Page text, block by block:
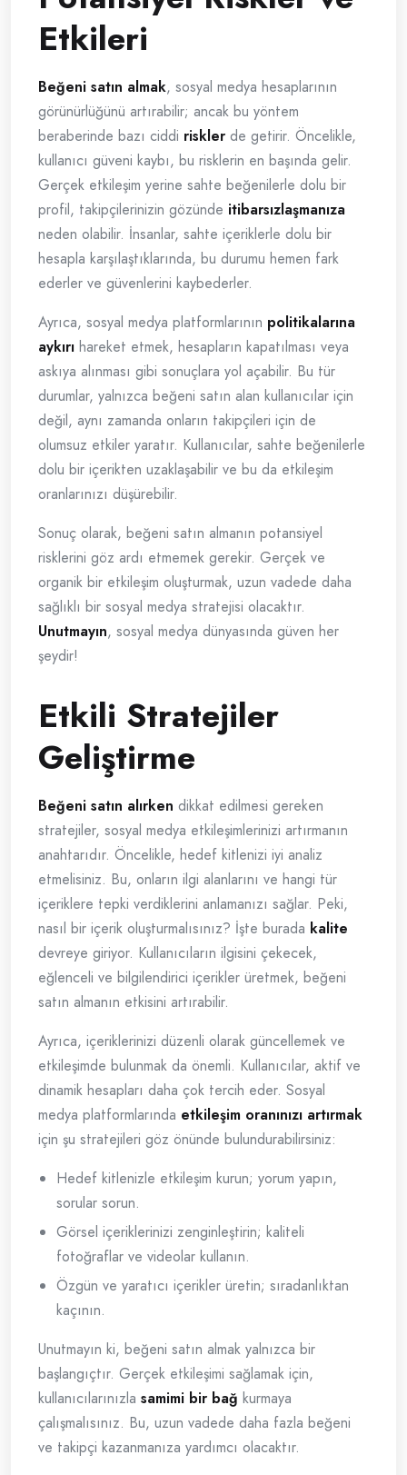
Etkileri
Beğeni satın almak, sosyal medya hesaplarının
görünürlüğünü artırabilir; ancak bu yöntem
beraberinde bazı ciddi riskler de getirir. Öncelikle,
kullanıcı güveni kaybı, bu risklerin en başında gelir.
Gerçek etkileşim yerine sahte beğenilerle dolu bir
profil, takipçilerinizin gözünde itibarsızlaşmanıza
neden olabilir. İnsanlar, sahte içeriklerle dolu bir
hesapla karşılaştıklarında, bu durumu hemen fark
ederler ve güvenlerini kaybederler.
Ayrıca, sosyal medya platformlarının politikalarına
aykırı hareket etmek, hesapların kapatılması veya
askıya alınması gibi sonuçlara yol açabilir. Bu tür
durumlar, yalnızca beğeni satın alan kullanıcılar için
değil, aynı zamanda onların takipçileri için de
olumsuz etkiler yaratır. Kullanıcılar, sahte beğenilerle
dolu bir içerikten uzaklaşabilir ve bu da etkileşim
oranlarınızı düşürebilir.
Sonuç olarak, beğeni satın almanın potansiyel
risklerini göz ardı etmemek gerekir. Gerçek ve
organik bir etkileşim oluşturmak, uzun vadede daha
sağlıklı bir sosyal medya stratejisi olacaktır.
Unutmayın, sosyal medya dünyasında güven her
şeydir!
Etkili Stratejiler
Geliştirme
Beğeni satın alırken dikkat edilmesi gereken
stratejiler, sosyal medya etkileşimlerinizi artırmanın
anahtarıdır. Öncelikle, hedef kitlenizi iyi analiz
etmelisiniz. Bu, onların ilgi alanlarını ve hangi tür
içeriklere tepki verdiklerini anlamanızı sağlar. Peki,
nasıl bir içerik oluşturmalısınız? İşte burada kalite
devreye giriyor. Kullanıcıların ilgisini çekecek,
eğlenceli ve bilgilendirici içerikler üretmek, beğeni
satın almanın etkisini artırabilir.
Ayrıca, içeriklerinizi düzenli olarak güncellemek ve
etkileşimde bulunmak da önemli. Kullanıcılar, aktif ve
dinamik hesapları daha çok tercih eder. Sosyal
medya platformlarında etkileşim oranınızı artırmak
için şu stratejileri göz önünde bulundurabilirsiniz:
Hedef kitlenizle etkileşim kurun; yorum yapın,
sorular sorun.
Görsel içeriklerinizi zenginleştirin; kaliteli
fotoğraflar ve videolar kullanın.
Özgün ve yaratıcı içerikler üretin; sıradanlıktan
kaçının.
Unutmayın ki, beğeni satın almak yalnızca bir
başlangıçtır. Gerçek etkileşimi sağlamak için,
kullanıcılarınızla samimi bir bağ kurmaya
çalışmalısınız. Bu, uzun vadede daha fazla beğeni
ve takipçi kazanmanıza yardımcı olacaktır.